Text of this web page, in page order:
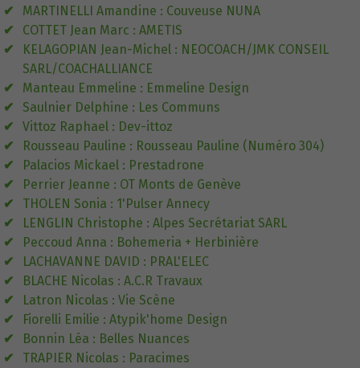
MARTINELLI Amandine : Couveuse NUNA
COTTET Jean Marc : AMETIS
KELAGOPIAN Jean-Michel : NEOCOACH/JMK CONSEIL
SARL/COACHALLIANCE
Manteau Emmeline : Emmeline Design
Saulnier Delphine : Les Communs
Vittoz Raphael : Dev-ittoz
Rousseau Pauline : Rousseau Pauline (Numéro 304)
Palacios Mickael : Prestadrone
Perrier Jeanne : OT Monts de Genève
THOLEN Sonia : 1'Pulser Annecy
LENGLIN Christophe : Alpes Secrétariat SARL
Peccoud Anna : Bohemeria + Herbinière
LACHAVANNE DAVID : PRAL'ELEC
BLACHE Nicolas : A.C.R Travaux
Latron Nicolas : Vie Scène
Fiorelli Emilie : Atypik'home Design
Bonnin Léa : Belles Nuances
TRAPIER Nicolas : Paracimes